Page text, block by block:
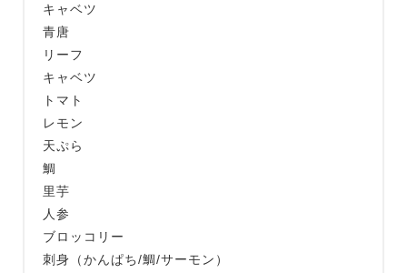
キャベツ
青唐
リーフ
キャベツ
トマト
レモン
天ぷら
鯛
里芋
人参
ブロッコリー
刺身（かんぱち/鯛/サーモン）